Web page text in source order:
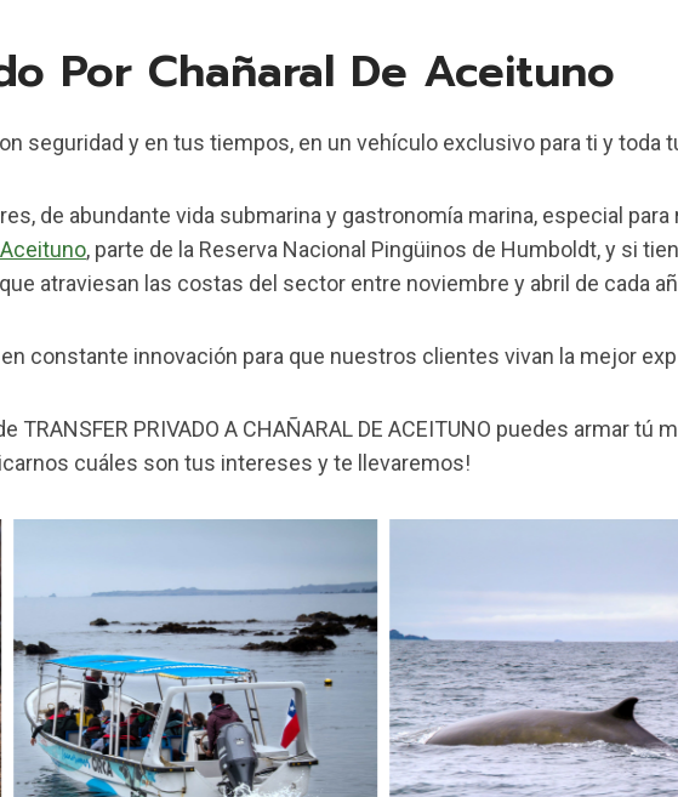
Por Chañaral De Aceituno
seguridad y en tus tiempos, en un vehículo exclusivo para ti y toda
de abundante vida submarina y gastronomía marina, especial
, parte de la Reserva Nacional Pingüinos de Humboldt, y si
atraviesan las costas del sector entre noviembre y abril de cada
constante innovación para que nuestros clientes vivan la mejor
PRIVADO A CHAÑARAL DE ACEITUNO puedes armar
cuáles son tus intereses y te llevaremos!